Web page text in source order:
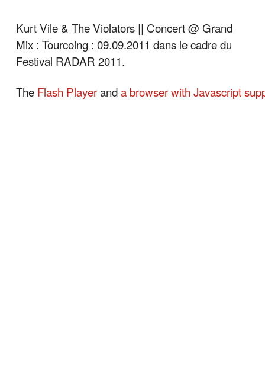
Kurt Vile & The Violators || Concert @ Grand
Mix : Tourcoing : 09.09.2011 dans le cadre du
Festival RADAR 2011.
The Flash Playeranda browser with Javascript